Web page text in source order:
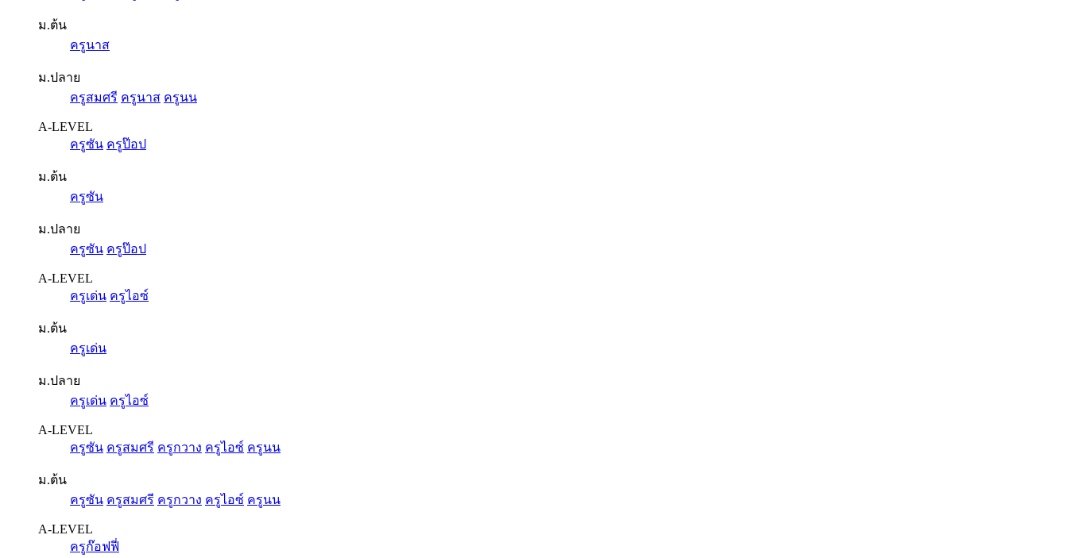
ม.ต้น
ครูนาส
ม.ปลาย
ครูสมศรี ครูนาส ครูนน
A-LEVEL
ครูซัน ครูป๊อป
ม.ต้น
ครูซัน
ม.ปลาย
ครูซัน ครูป๊อป
A-LEVEL
ครูเด่น ครูไอซ์
ม.ต้น
ครูเด่น
ม.ปลาย
ครูเด่น ครูไอซ์
A-LEVEL
ครูซัน ครูสมศรี ครูกวาง ครูไอซ์ ครูนน
ม.ต้น
ครูซัน ครูสมศรี ครูกวาง ครูไอซ์ ครูนน
A-LEVEL
ครูก๊อฟฟี่